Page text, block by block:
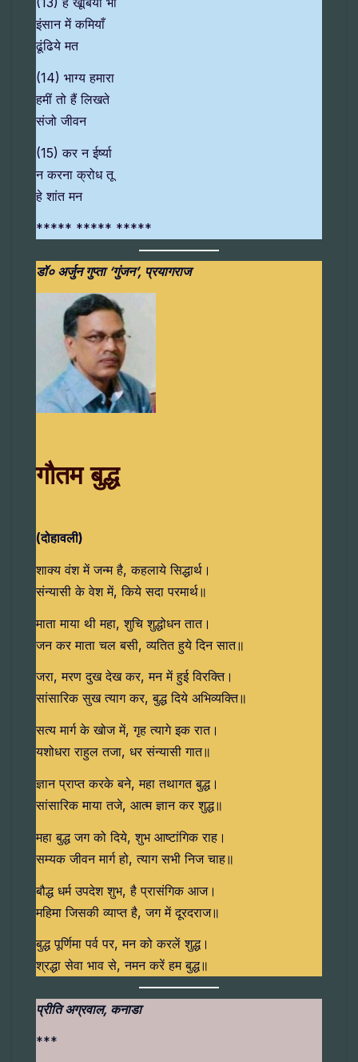
इंसान में कमियाँ
ढूंढिये मत
(14) भाग्य हमारा
हमीं तो हैं लिखते
संजो जीवन
(15) कर न ईर्ष्या
न करना क्रोध तू
हे शांत मन
***** ***** *****
डॉ० अर्जुन गुप्ता ‘गुंजन’, प्रयागराज
गौतम बुद्ध
(दोहावली)
शाक्य वंश में जन्म है, कहलाये सिद्धार्थ।
संन्यासी के वेश में, किये सदा परमार्थ॥
माता माया थी महा, शुचि शुद्धोधन तात।
जन कर माता चल बसी, व्यतित हुये दिन सात॥
जरा, मरण दुख देख कर, मन में हुई विरक्ति।
सांसारिक सुख त्याग कर, बुद्ध दिये अभिव्यक्ति॥
सत्य मार्ग के खोज में, गृह त्यागे इक रात।
यशोधरा राहुल तजा, धर संन्यासी गात॥
ज्ञान प्राप्त करके बने, महा तथागत बुद्ध।
सांसारिक माया तजे, आत्म ज्ञान कर शुद्ध॥
महा बुद्ध जग को दिये, शुभ आष्टांगिक राह।
सम्यक जीवन मार्ग हो, त्याग सभी निज चाह॥
बौद्ध धर्म उपदेश शुभ, है प्रासंगिक आज।
महिमा जिसकी व्याप्त है, जग में दूरदराज॥
बुद्ध पूर्णिमा पर्व पर, मन को करलें शुद्ध।
श्रद्धा सेवा भाव से, नमन करें हम बुद्ध॥
प्रीति अग्रवाल, कनाडा
***